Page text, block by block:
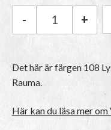
Rauma
- +
Det här är färgen 108
Rauma.
Här kan du läsa mer